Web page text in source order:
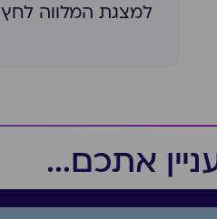
למצגת המלווה לחץ
אתכם...